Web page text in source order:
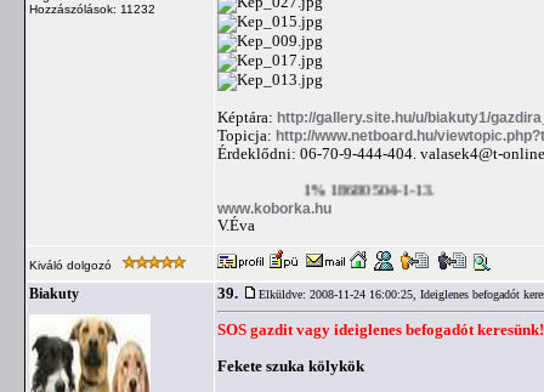
Hozzászólások: 11232
Képtára: http://gallery.site.hu/u/biakuty1/
Topicja: http://www.netboard.hu/
Érdeklődni: 06-70-9-444-404. valasek4@t-
1% 18680504-1-13.
www.koborka.hu
V.Éva
Kiváló dolgozó
Biakuty 39. Elküldve: 2008-11-24 16:00:25, Ideiglenes befogadót
SOS gazdit vagy ideiglenes befogadót keresünk!
Fekete szuka kölykök